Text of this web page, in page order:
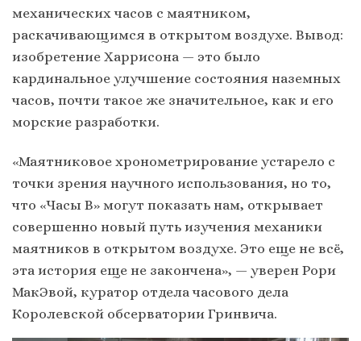
механических часов с маятником,
раскачивающимся в открытом воздухе. Вывод:
изобретение Харрисона — это было
кардинальное улучшение состояния наземных
часов, почти такое же значительное, как и его
морские разработки.
«Маятниковое хронометрирование устарело с
точки зрения научного использования, но то,
что «Часы B» могут показать нам, открывает
совершенно новый путь изучения механики
маятников в открытом воздухе. Это еще не всё,
эта история еще не закончена», — уверен Рори
МакЭвой, куратор отдела часового дела
Королевской обсерватории Гринвича.